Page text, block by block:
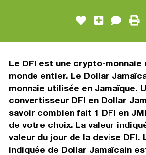
Le DFI est une crypto-monnaie
monde entier. Le Dollar
monnaie utilisée en Jamaïque.
convertisseur DFI en Dollar
savoir combien fait 1 DFI en
de votre choix. La valeur
valeur du jour de la devise DFI.
indiquée de Dollar Jamaïcain